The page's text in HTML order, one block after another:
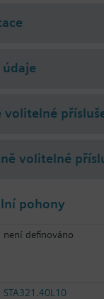
údaje
volitelné
volitelné
pohony
není definováno
STA321.40L10